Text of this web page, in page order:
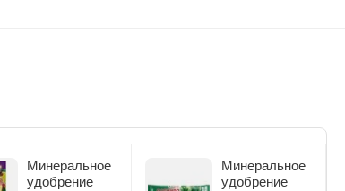
Минеральное
удобрение
Минеральное
удобрение